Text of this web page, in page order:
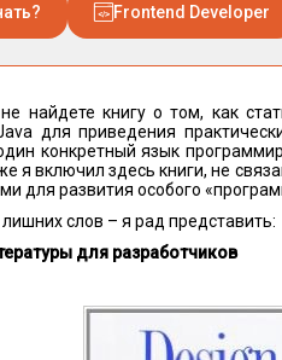
Frontend Developer
найдете книгу о том, как
для приведения
конкретный язык
я включил здесь книги, не
для развития особого
слов – я рад представить:
для разработчиков